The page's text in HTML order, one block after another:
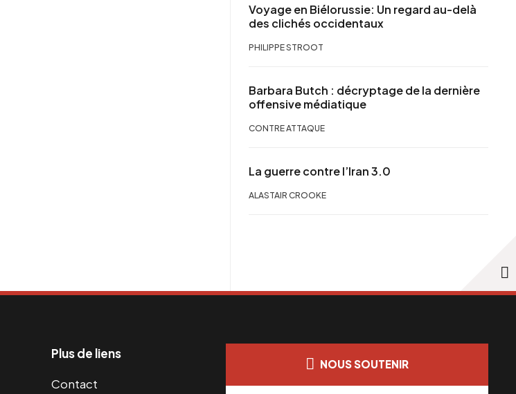
Voyage en Biélorussie: Un regard au-delà
des clichés occidentaux
PHILIPPE STROOT
Barbara Butch : décryptage de la dernière
offensive médiatique
CONTRE ATTAQUE
La guerre contre l’Iran 3.0
ALASTAIR CROOKE
Plus de liens
Contact
NOUS SOUTENIR